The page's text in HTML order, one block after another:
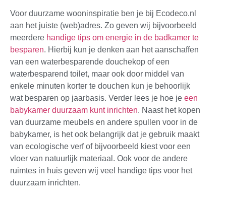
Voor duurzame wooninspiratie ben je bij Ecodeco.nl
aan het juiste (web)adres. Zo geven wij bijvoorbeeld
meerdere handige tips om energie in de badkamer te
besparen. Hierbij kun je denken aan het aanschaffen
van een waterbesparende douchekop of een
waterbesparend toilet, maar ook door middel van
enkele minuten korter te douchen kun je behoorlijk
wat besparen op jaarbasis. Verder lees je hoe je een
babykamer duurzaam kunt inrichten. Naast het kopen
van duurzame meubels en andere spullen voor in de
babykamer, is het ook belangrijk dat je gebruik maakt
van ecologische verf of bijvoorbeeld kiest voor een
vloer van natuurlijk materiaal. Ook voor de andere
ruimtes in huis geven wij veel handige tips voor het
duurzaam inrichten.